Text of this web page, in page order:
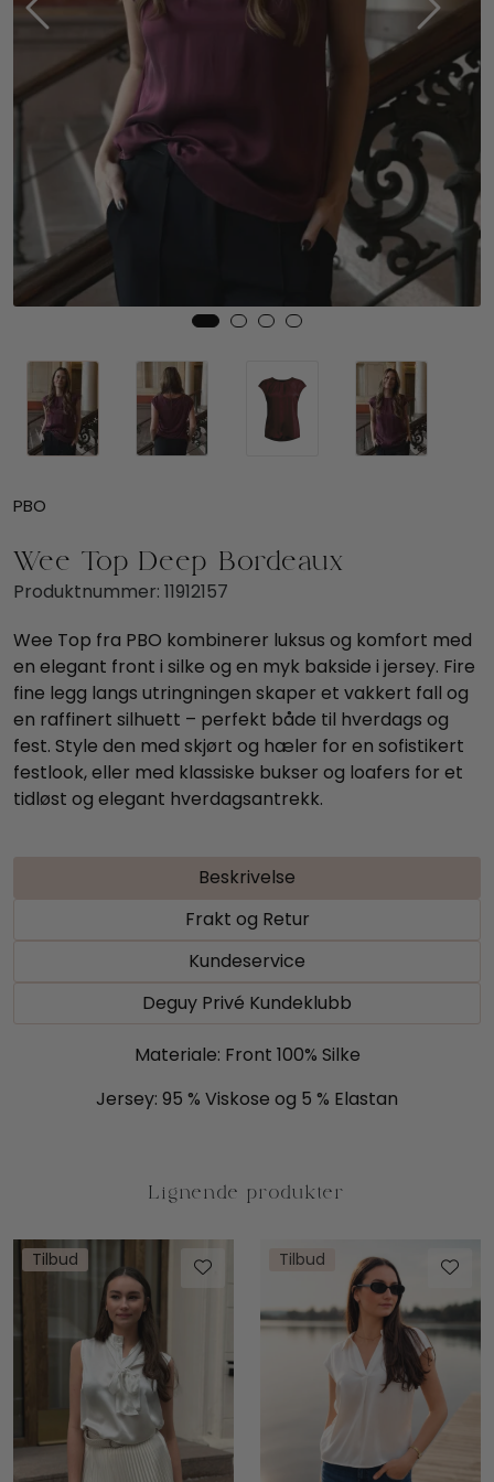
PBO
Produktnummer: 11912157
Wee Top fra PBO kombinerer luksus og komfort med
en elegant front i silke og en myk bakside i jersey. Fire
fine legg langs utringningen skaper et vakkert fall og
en raffinert silhuett – perfekt både til hverdags og
fest. Style den med skjørt og hæler for en sofistikert
festlook, eller med klassiske bukser og loafers for et
tidløst og elegant hverdagsantrekk.
Beskrivelse
Frakt og Retur
Kundeservice
Deguy Privé Kundeklubb
Materiale: Front 100% Silke
Jersey: 95 % Viskose og 5 % Elastan
Tilbud Tilbud
Skjørt
Jakker
Tilbehør
Outlet
SALG